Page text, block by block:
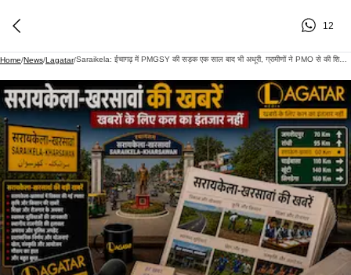
12
Home/News/Lagatar/ Saraikela: ईचागढ़ में PMGSY की सड़क एक साल बाद भी अधूरी, ग्रामीणों ने PMO से की शिकायत